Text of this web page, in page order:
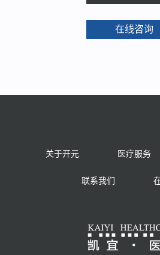
在线咨询
关于开元 医疗服务
联系我们